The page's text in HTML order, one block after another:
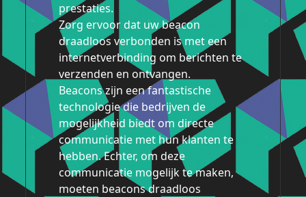
prestaties.
Zorg ervoor dat uw beacon
draadloos verbonden is met een
internetverbinding om berichten te
verzenden en ontvangen.
Beacons zijn een fantastische
technologie die bedrijven de
mogelijkheid biedt om directe
communicatie met hun klanten te
hebben. Echter, om deze
communicatie mogelijk te maken,
moeten beacons draadloos